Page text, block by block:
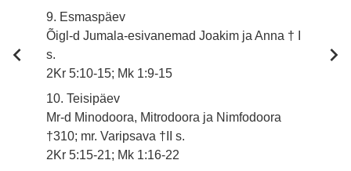
9. Esmaspäev
Õigl-d Jumala-esivanemad Joakim ja Anna † I
s.
2Kr 5:10-15; Mk 1:9-15
10. Teisipäev
Mr-d Minodoora, Mitrodoora ja Nimfodoora
†310; mr. Varipsava †II s.
2Kr 5:15-21; Mk 1:16-22